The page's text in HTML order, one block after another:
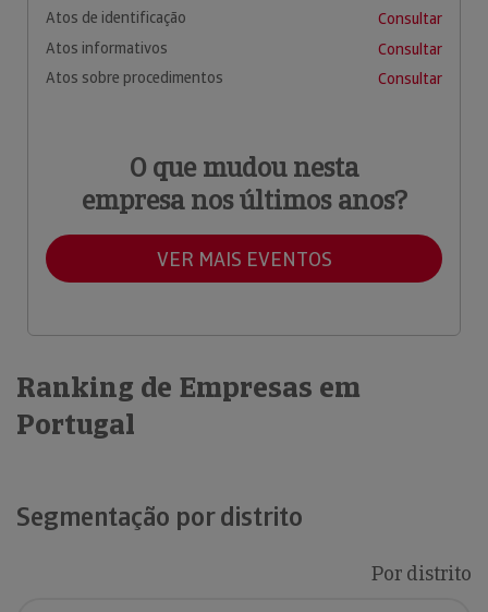
Atos de identificação
Consultar
Atos informativos
Consultar
Atos sobre procedimentos
Consultar
O que mudou nesta
empresa nos últimos anos?
VER MAIS EVENTOS
Ranking de Empresas em
Portugal
Segmentação por distrito
Por distrito